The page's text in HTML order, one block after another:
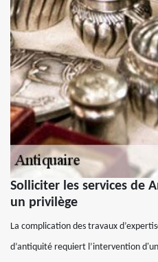
Solliciter les services de
un privilège
La complication des travaux
d’antiquité requiert l’intervention